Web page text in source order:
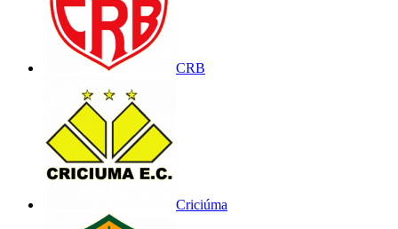
CRB
Criciúma